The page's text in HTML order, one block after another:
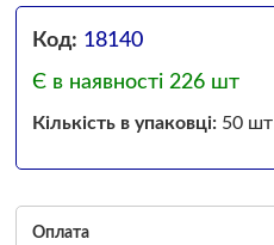
Код: 18140
Є в наявності 226 шт
Кількість в упаковці:50 шт
Оплата